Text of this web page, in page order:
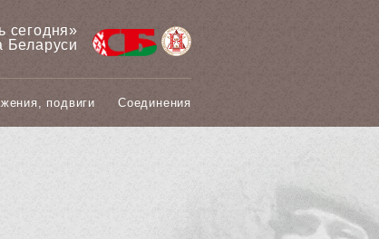
сегодня»
Беларуси
подвиги Соединения